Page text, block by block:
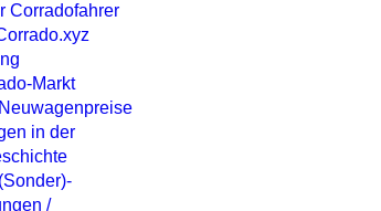
Corradofahrer
Markt
in der
/